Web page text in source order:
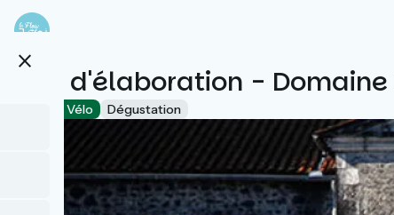
Aller
au
principal
close
Site d'élaboration -
Accueil Vélo Dégustation